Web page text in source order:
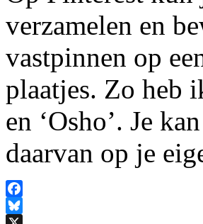
verzamelen en
vastpinnen op
plaatjes. Zo heb
en ‘Osho’. Je
daarvan op je
Facebook